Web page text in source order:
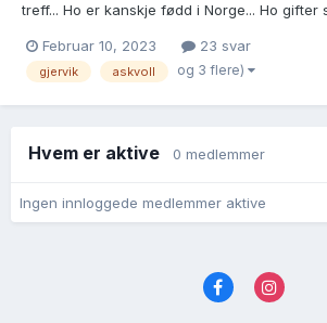
treff... Ho er kanskje fødd i Norge... Ho gifter
https://www.ancestry.com/discoveryui-
content/view/526139:2561?
Februar 10, 2023 23 svar
gjervik askvoll og 3 flere)
Hvem er aktive 0 medlemmer
Ingen innloggede medlemmer aktive